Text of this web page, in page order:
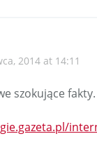
2014 at 14:11
szokujące fakty.